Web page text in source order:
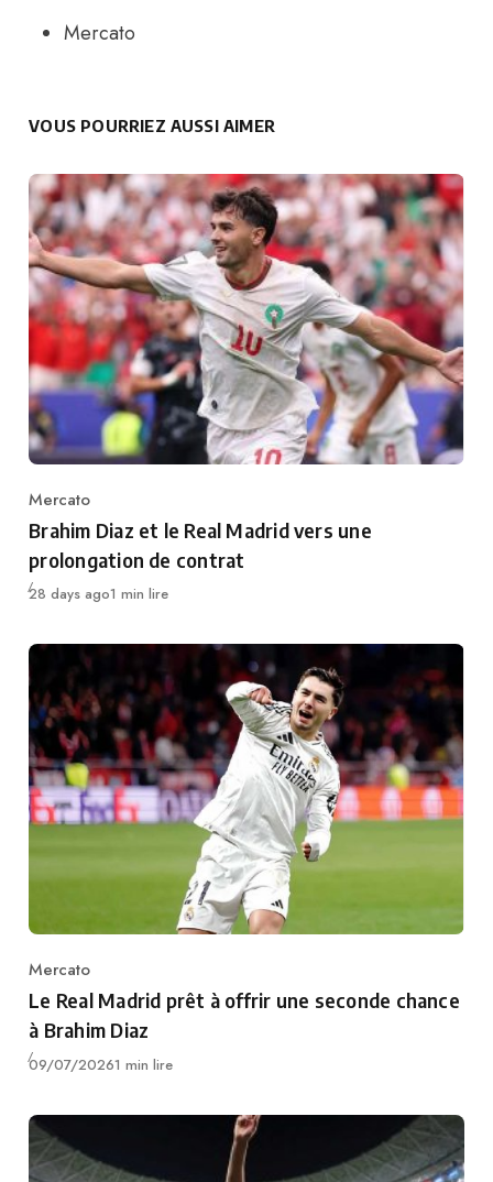
Mercato
VOUS POURRIEZ AUSSI AIMER
Category
Mercato
Brahim Diaz et le Real Madrid vers une
prolongation de contrat
Publié
28 days ago1 min lire
Category
Mercato
Le Real Madrid prêt à offrir une seconde chance
à Brahim Diaz
Publié
09/07/20261 min lire